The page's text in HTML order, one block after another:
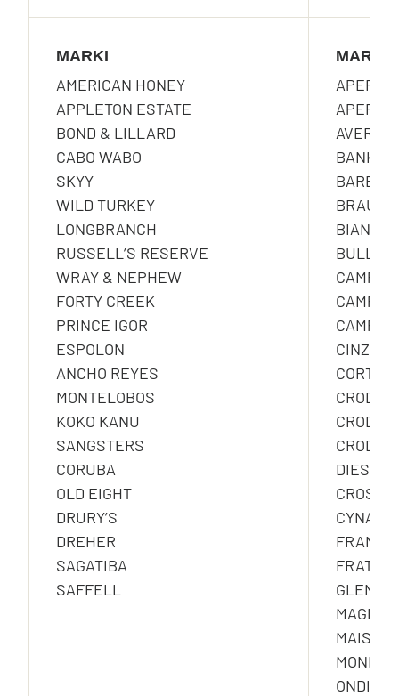
MARKI
AMERICAN HONEY
APPLETON ESTATE
BOND & LILLARD
CABO WABO
SKYY
WILD TURKEY
LONGBRANCH
RUSSELL’S RESERVE
WRAY & NEPHEW
FORTY CREEK
PRINCE IGOR
ESPOLON
ANCHO REYES
MONTELOBOS
KOKO KANU
SANGSTERS
CORUBA
OLD EIGHT
DRURY’S
DREHER
SAGATIBA
SAFFELL
MARKI
APEROL
APEROL
AVERNA
BRAULIO
CINZANO
CORTE
CRODINO
DIESUS
CROSS
CYNAR
GLEN
MAISON
ONDINA